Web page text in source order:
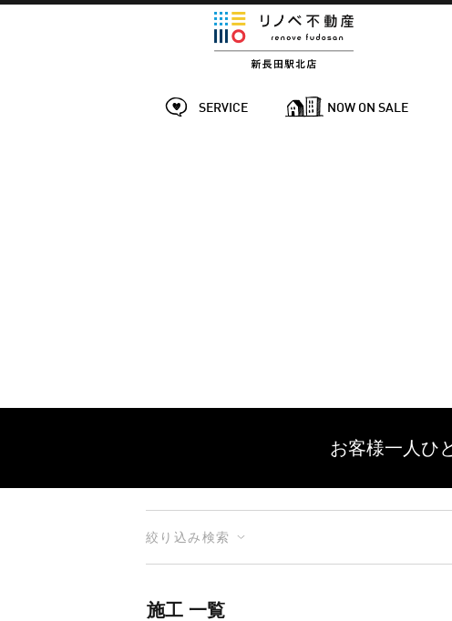
SERVICE NOW ON SALE
お客様一人ひ
絞り込み検索
施工 一覧